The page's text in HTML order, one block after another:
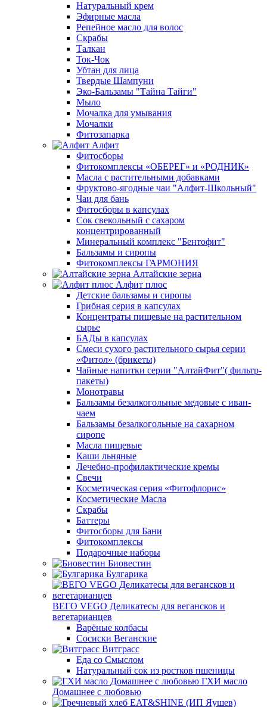
Натуральный крем
Эфирные масла
Репейное масло для волос
Скрабы
Талкан
Ток-Чок
Убтан для лица
Твердые Шампуни
Эко-Бальзамы "Тайна Тайги"
Мыло
Мочалка для умывания
Мочалки
Фитозапарка
Алфит
Фитосборы
Фитокомплексы «ОБЕРЕГ» и «РОДНИК»
Масла с растительными добавками
Фруктово-ягодные чаи "Алфит-Школьный"
Чаи для бань
Фитосборы в капсулах
Сок свекольный с сахаром
концентрированный
Минеральный комплекс "Бентофит"
Бальзамы и сиропы
Фитокомплексы ГАРМОНИЯ
Алтайские зерна
Алфит плюс
Детские бальзамы и сиропы
Грибная серия в капсулах
Концентраты пищевые на растительном
сырье
БАДы в капсулах
Смеси сухого растительного сырья серии
«Фитол» (брикеты)
Чайные напитки серии "АлтайФит"( фильтр-
пакеты)
Монотравы
Бальзамы безалкогольные медовые с иван-
чаем
Бальзамы безалкогольные на сахарном
сиропе
Масла пищевые
Каши льняные
Лечебно-профилактические кремы
Свечи
Косметическая серия «Фитофлорис»
Косметические Масла
Скрабы
Баттеры
Фитосборы для Бани
Фитокомплексы
Подарочные наборы
Биовестин
Булгарика
ВЕГО VEGO Деликатесы для вегансков и
вегетарианцев
Варёные колбасы
Сосиски Веганские
Витграсс
Еда со Смыслом
Натуральный сок из ростков пшеницы
ГХИ масло
Домашнее с любовью